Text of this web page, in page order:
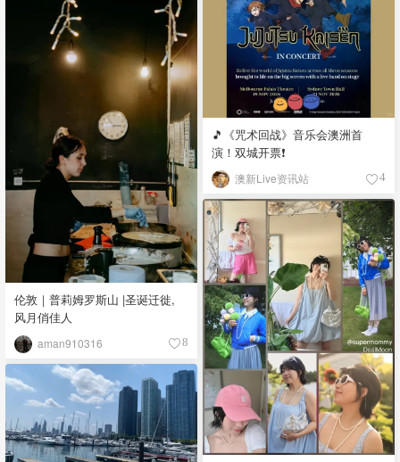
🎵《咒术回战》音乐会澳洲首
演！双城开票❗️
澳新Live资讯站 4
伦敦｜普莉姆罗斯山 |圣诞迁徙,
风月俏佳人
aman910316 8